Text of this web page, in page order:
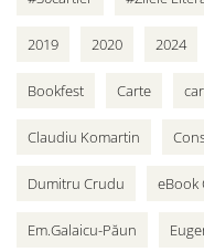
2019 2020 2024
Bookfest Carte
Claudiu Komartin
Dumitru Crudu eBook
Em.Galaicu-Păun